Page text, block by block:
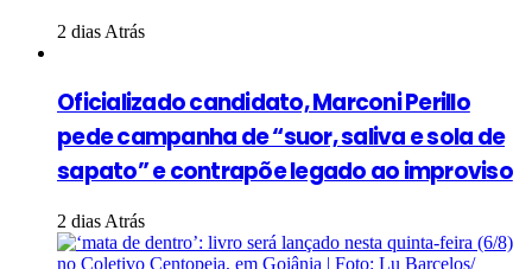
2 dias Atrás
Oficializado candidato, Marconi Perillo
pede campanha de “suor, saliva e sola de
sapato” e contrapõe legado ao improviso
2 dias Atrás